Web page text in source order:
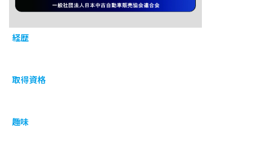
経歴
取得資格
趣味